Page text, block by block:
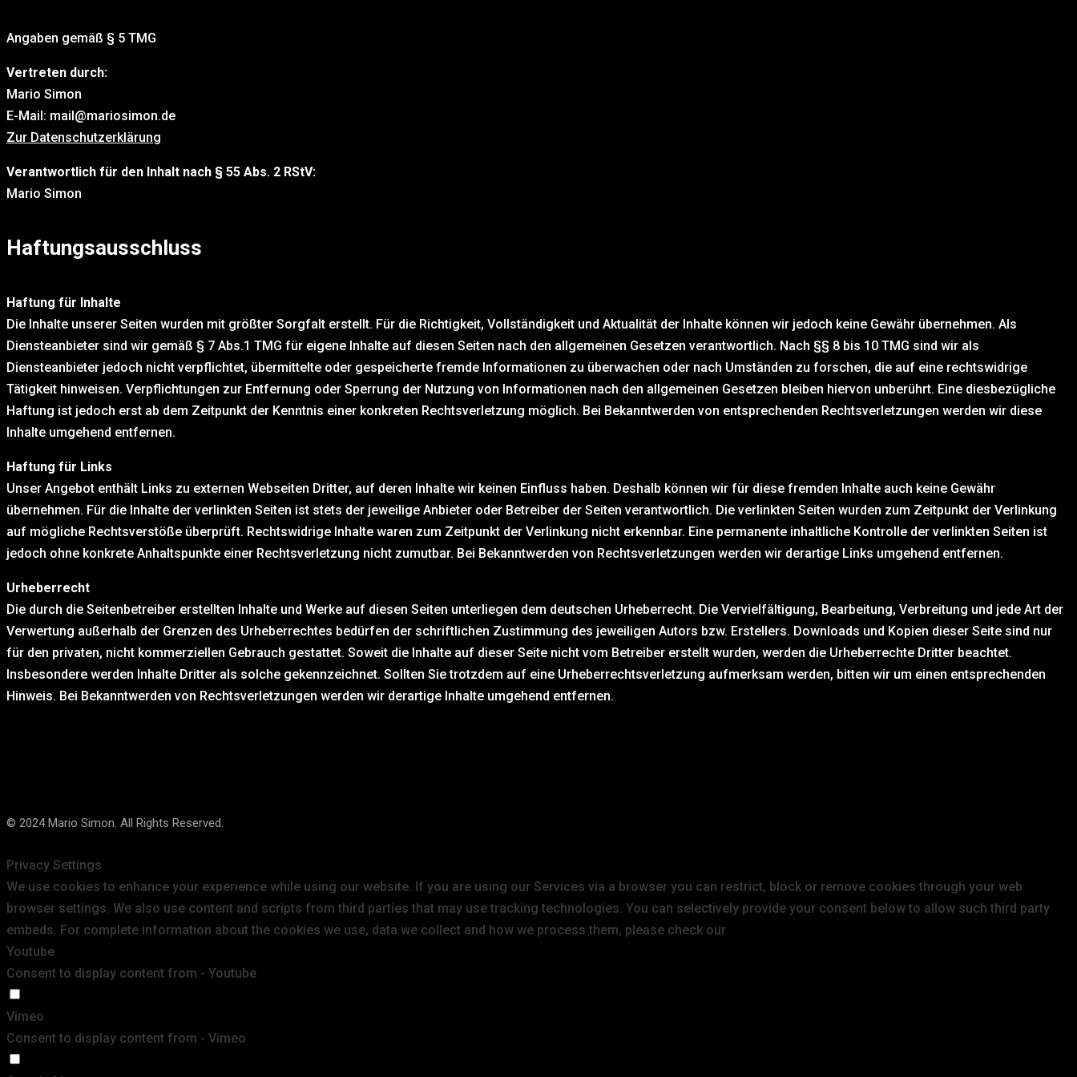
Angaben gemäß § 5 TMG
Vertreten durch:
Mario Simon
E-Mail: mail@mariosimon.de
Zur Datenschutzerklärung
Verantwortlich für den Inhalt nach § 55 Abs. 2 RStV:
Mario Simon
Haftungsausschluss
Haftung für Inhalte
Die Inhalte unserer Seiten wurden mit größter Sorgfalt erstellt. Für die Richtigkeit, Vollständigkeit und Aktualität der Inhalte können wir jedoch keine Gewähr übernehmen. Als
Diensteanbieter sind wir gemäß § 7 Abs.1 TMG für eigene Inhalte auf diesen Seiten nach den allgemeinen Gesetzen verantwortlich. Nach §§ 8 bis 10 TMG sind wir als
Diensteanbieter jedoch nicht verpflichtet, übermittelte oder gespeicherte fremde Informationen zu überwachen oder nach Umständen zu forschen, die auf eine rechtswidrige
Tätigkeit hinweisen. Verpflichtungen zur Entfernung oder Sperrung der Nutzung von Informationen nach den allgemeinen Gesetzen bleiben hiervon unberührt. Eine diesbezügliche
Haftung ist jedoch erst ab dem Zeitpunkt der Kenntnis einer konkreten Rechtsverletzung möglich. Bei Bekanntwerden von entsprechenden Rechtsverletzungen werden wir diese
Inhalte umgehend entfernen.
Haftung für Links
Unser Angebot enthält Links zu externen Webseiten Dritter, auf deren Inhalte wir keinen Einfluss haben. Deshalb können wir für diese fremden Inhalte auch keine Gewähr
übernehmen. Für die Inhalte der verlinkten Seiten ist stets der jeweilige Anbieter oder Betreiber der Seiten verantwortlich. Die verlinkten Seiten wurden zum Zeitpunkt der Verlinkung
auf mögliche Rechtsverstöße überprüft. Rechtswidrige Inhalte waren zum Zeitpunkt der Verlinkung nicht erkennbar. Eine permanente inhaltliche Kontrolle der verlinkten Seiten ist
jedoch ohne konkrete Anhaltspunkte einer Rechtsverletzung nicht zumutbar. Bei Bekanntwerden von Rechtsverletzungen werden wir derartige Links umgehend entfernen.
Urheberrecht
Die durch die Seitenbetreiber erstellten Inhalte und Werke auf diesen Seiten unterliegen dem deutschen Urheberrecht. Die Vervielfältigung, Bearbeitung, Verbreitung und jede Art der
Verwertung außerhalb der Grenzen des Urheberrechtes bedürfen der schriftlichen Zustimmung des jeweiligen Autors bzw. Erstellers. Downloads und Kopien dieser Seite sind nur
für den privaten, nicht kommerziellen Gebrauch gestattet. Soweit die Inhalte auf dieser Seite nicht vom Betreiber erstellt wurden, werden die Urheberrechte Dritter beachtet.
Insbesondere werden Inhalte Dritter als solche gekennzeichnet. Sollten Sie trotzdem auf eine Urheberrechtsverletzung aufmerksam werden, bitten wir um einen entsprechenden
Hinweis. Bei Bekanntwerden von Rechtsverletzungen werden wir derartige Inhalte umgehend entfernen.
© 2024 Mario Simon. All Rights Reserved.
Privacy Settings
We use cookies to enhance your experience while using our website. If you are using our Services via a browser you can restrict, block or remove cookies through your web
browser settings. We also use content and scripts from third parties that may use tracking technologies. You can selectively provide your consent below to allow such third party
embeds. For complete information about the cookies we use, data we collect and how we process them, please check our
Youtube
Consent to display content from - Youtube
Vimeo
Consent to display content from - Vimeo